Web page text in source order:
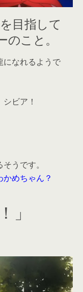
目指して
のこと。
になれるようで
ビア！
うです。
めちゃん？
」